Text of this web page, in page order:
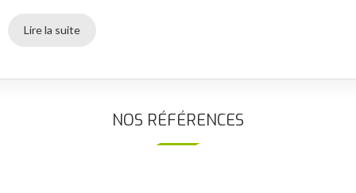
Lire la suite
NOS RÉFÉRENCES